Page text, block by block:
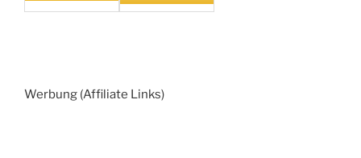
Werbung (Affiliate Links)